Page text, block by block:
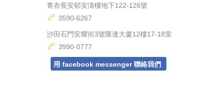
青衣長安邨安濤樓地下122-126號
3590-6267
沙田石門安耀街3號匯達大廈12樓17-18室
3990-0777
用 facebook messenger 聯絡我們